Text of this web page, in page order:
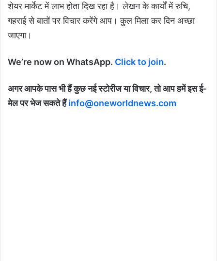
शेयर मार्केट में लाभ होता दिख रहा है। लेखन के कार्यों में रुचि,
गहराई से बातों पर विचार करेंगे आप। कुल मिला कर दिन अच्छा
जाएगा।
We’re now on WhatsApp. Click to join.
अगर आपके पास भी हैं कुछ नई स्टोरीज या विचार, तो आप हमें इस ई-
मेल पर भेज सकते हैंinfo@oneworldnews.com